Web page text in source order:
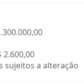
2.600,00
sujeitos a alteração